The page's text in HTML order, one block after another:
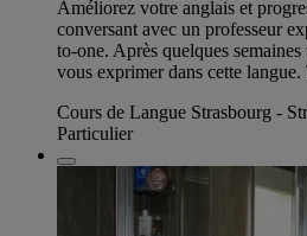
Améliorez votre anglais et
conversant avec un professeur
to-one. Après quelques
vous exprimer dans cette
Cours de Langue Strasbourg -
Particulier